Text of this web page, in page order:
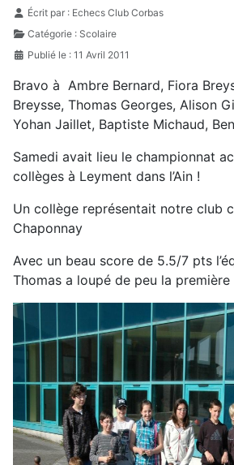
Détails
Écrit par : Echecs Club Corbas
Catégorie : Scolaire
Publié le : 11 Avril 2011
Bravo à Ambre Bernard, Fiora
Breysse, Thomas Georges, Alison
Yohan Jaillet, Baptiste Michaud,
Samedi avait lieu le championnat
collèges à Leyment dans l’Ain !
Un collège représentait notre club
Chaponnay
Avec un beau score de 5.5/7 pts
Thomas a loupé de peu la première